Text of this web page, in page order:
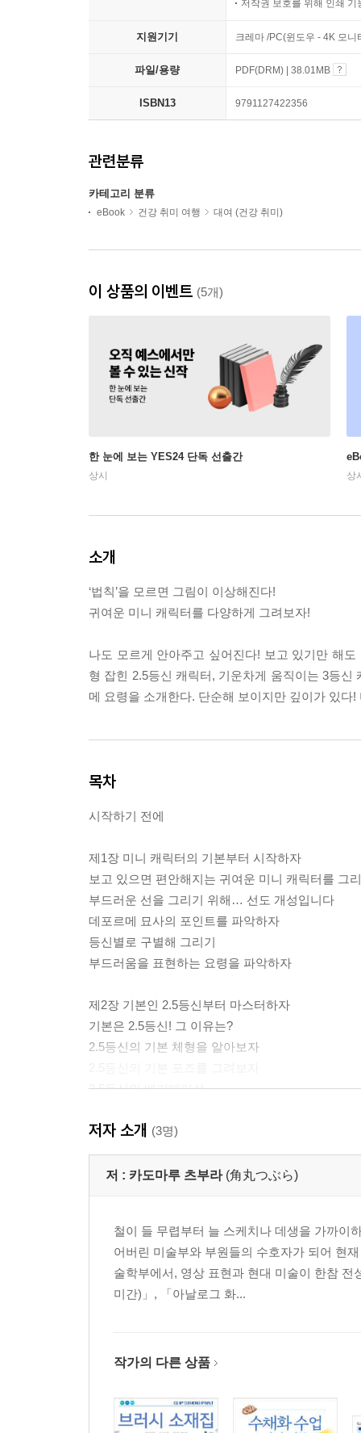
저작권 보호를 위해 인쇄 기
지원기기 크레마 /PC(윈도우 - 4K 모
파일/용량 PDF(DRM) | 38.01MB
ISBN13 9791127422356
관련분류
카테고리 분류
eBook 건강 취미 여행 대여 (건강 취미)
이 상품의 이벤트 (5개)
한 눈에 보는 YES24 단독 선출간
상시 상
소개
‘법칙’을 모르면 그림이 이상해진다!
귀여운 미니 캐릭터를 다양하게 그려보자!
나도 모르게 안아주고 싶어진다! 보고 있기만 해
형 잡힌 2.5등신 캐릭터, 기운차게 움직이는 3등
메 요령을 소개한다. 단순해 보이지만 깊이가 있다
목차
시작하기 전에
제1장 미니 캐릭터의 기본부터 시작하자
보고 있으면 편안해지는 귀여운 미니 캐릭터를 그
부드러운 선을 그리기 위해… 선도 개성입니다
데포르메 묘사의 포인트를 파악하자
등신별로 구별해 그리기
부드러움을 표현하는 요령을 파악하자
제2장 기본인 2.5등신부터 마스터하자
기본은 2.5등신! 그 이유는?
2.5등신의 기본 체형을 알아보자
2.5등신의 베리에이션
제3장 등신이 다른 미니 캐릭터를 그려보자
다른 등신을 그릴 때의 포인트
3등신의 기본 체형을 알아보자
3등신의 기본 포즈를 그려보자
2등신과 3등신 구별해 그리기
2.5등신의 얼굴 밸런스를 파악하자
2등신의 얼굴 밸런스를 파악하자
파츠별로 구별해 그리자
저자 소개 (3명)
저 : 카도마루 츠부라 (角丸つぶら)
철이 들 무렵부터 늘 스케치나 데생을 가까이
어버린 미술부와 부원들의 수호자가 되어 현
술학부에서, 영상 표현과 현대 미술이 한참
미간)」, 「아날로그 화...
작가의 다른 상품